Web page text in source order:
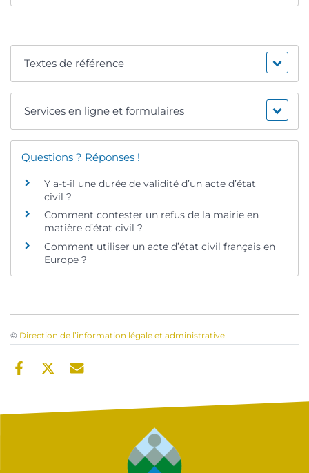
Textes de référence
Services en ligne et formulaires
Questions ? Réponses !
Y a-t-il une durée de validité d’un acte d’état
civil ?
Comment contester un refus de la mairie en
matière d’état civil ?
Comment utiliser un acte d’état civil français en
Europe ?
© Direction de l’information légale et administrative